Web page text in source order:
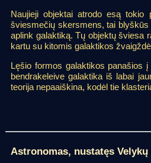
Naujieji objektai atrodo esą
šviesmečių skersmens, tai blyškūs
aplink galaktiką. Tų objektų šviesa
kartu su kitomis galaktikos
Lęšio formos galaktikos panašios
bendrakeleive galaktika iš labai
teorija nepaaiškina, kodėl tie
Astronomas, nustatęs Velykų